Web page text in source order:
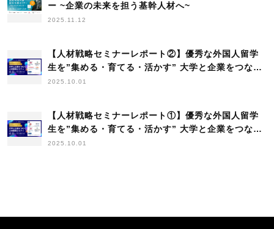
ー ~企業の未来を担う基幹人材へ~
2025.11.12
【人材戦略セミナーレポート②】優秀な外国人留学
生を”集める・育てる・活かす” 大学と企業をつなぐ
人材戦略セミナー（企業向けセッション）
2025.10.01
【人材戦略セミナーレポート①】優秀な外国人留学
生を”集める・育てる・活かす” 大学と企業をつなぐ
人材戦略セミナー​（大学向けセッション）
2025.10.01